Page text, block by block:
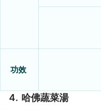
功效
4. 哈佛蔬菜湯